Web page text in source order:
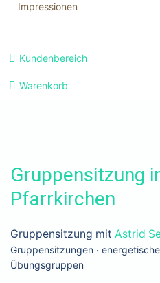
Impressionen
Navigation
überspringen
Kundenbereich
Warenkorb
Gruppensitzung
Pfarrkirchen
Gruppensitzung mitAstrid
Gruppensitzungen ∙
Übungsgruppen